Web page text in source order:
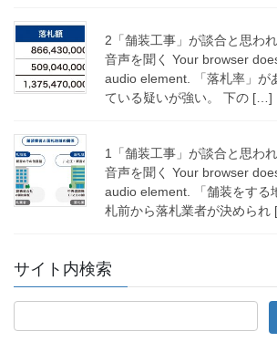
2「舗装工事」が談合と思わ
音声を聞く Your browser
audio element. 「落札率」が
ている疑いが強い。 下の […]
1「舗装工事」が談合と思わ
音声を聞く Your browser
audio element. 「舗装をする
札前から落札業者が決めら
サイト内検索